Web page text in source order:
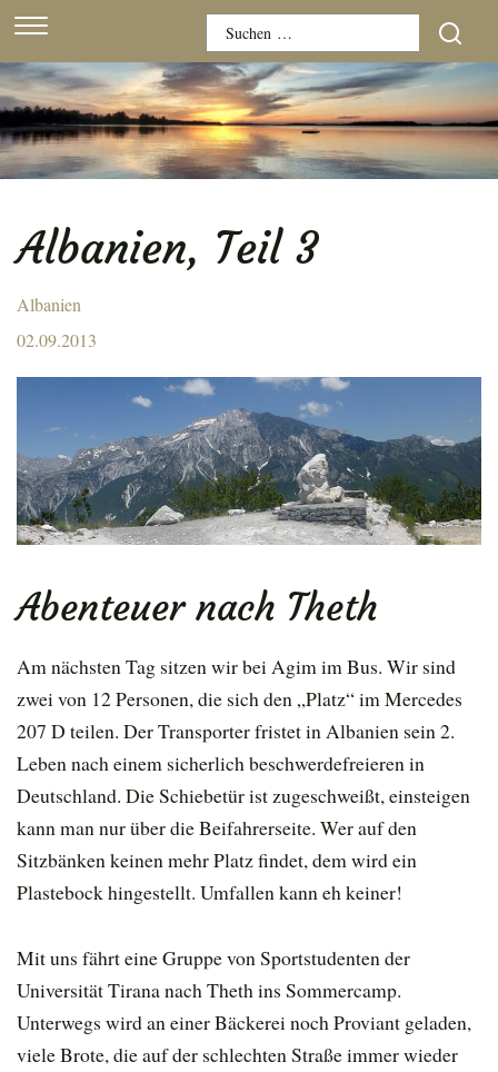
Skip
content
Suchen
nach:
Albanien, Teil 3
Albanien
Posted
02.09.2013
Abenteuer nach Theth
Am nächsten Tag sitzen wir bei Agim im Bus. Wir sind
zwei von 12 Personen, die sich den „Platz“ im Mercedes
207 D teilen. Der Transporter fristet in Albanien sein 2.
Leben nach einem sicherlich beschwerdefreieren in
Deutschland. Die Schiebetür ist zugeschweißt, einsteigen
kann man nur über die Beifahrerseite. Wer auf den
Sitzbänken keinen mehr Platz findet, dem wird ein
Plastebock hingestellt. Umfallen kann eh keiner!
Mit uns fährt eine Gruppe von Sportstudenten der
Universität Tirana nach Theth ins Sommercamp.
Unterwegs wird an einer Bäckerei noch Proviant geladen,
viele Brote, die auf der schlechten Straße immer wieder